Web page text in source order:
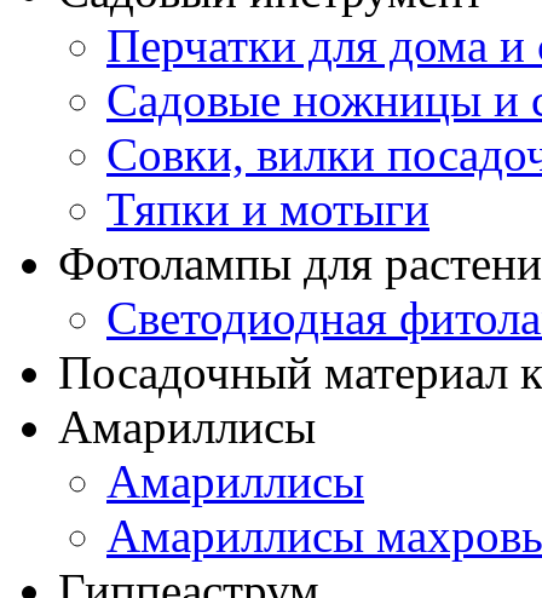
Перчатки для дома и
Садовые ножницы и
Совки, вилки
Тяпки и мотыги
Фотолампы для
Светодиодная
Посадочный материал
Амариллисы
Амариллисы
Амариллисы